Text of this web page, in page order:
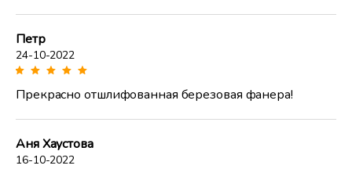
Петр
24-10-2022
Прекрасно отшлифованная березовая фанера!
Аня Хаустова
16-10-2022